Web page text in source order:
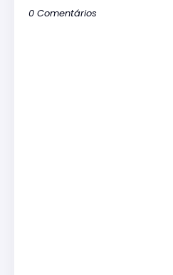
0 Comentários